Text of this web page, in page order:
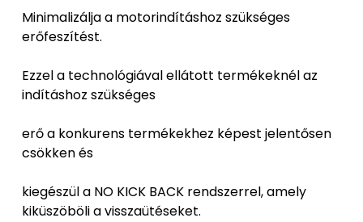
Minimalizálja a motorindításhoz szükséges
erőfeszítést.
Ezzel a technológiával ellátott termékeknél az
indításhoz szükséges
erő a konkurens termékekhez képest jelentősen
csökken és
kiegészül a NO KICK BACK rendszerrel, amely
kiküszöböli a visszaütéseket.